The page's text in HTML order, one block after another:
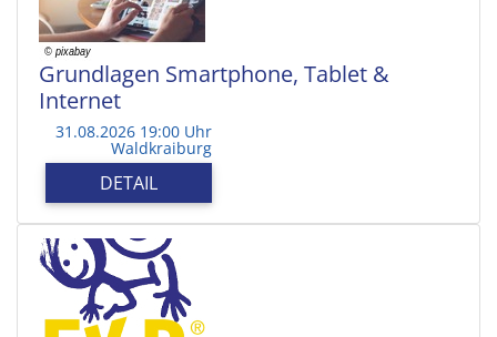
Grundlagen Smartphone, Tablet &
Internet
31.08.2026 19:00 Uhr
Waldkraiburg
DETAIL